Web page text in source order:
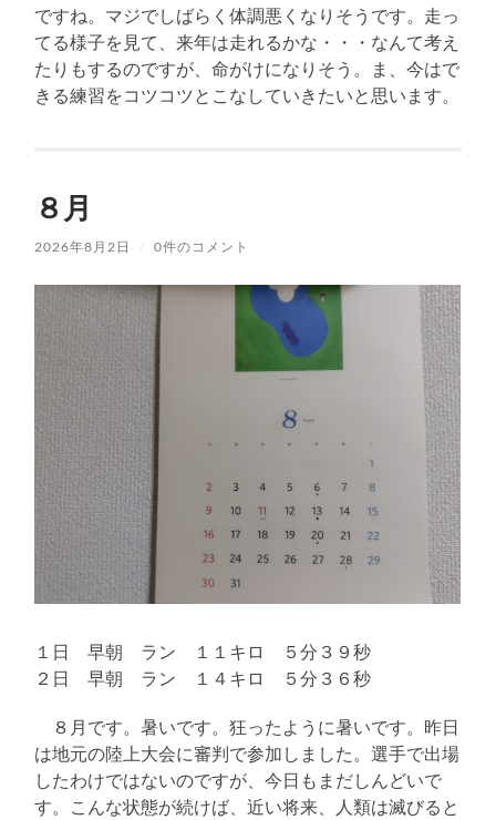
ですね。マジでしばらく体調悪くなりそうです。走っ
てる様子を見て、来年は走れるかな・・・なんて考え
たりもするのですが、命がけになりそう。ま、今はで
きる練習をコツコツとこなしていきたいと思います。
８月
2026年8月2日 / 0件のコメント
１日 早朝 ラン １１キロ ５分３９秒
２日 早朝 ラン １４キロ ５分３６秒
８月です。暑いです。狂ったように暑いです。昨日
は地元の陸上大会に審判で参加しました。選手で出場
したわけではないのですが、今日もまだしんどいで
す。こんな状態が続けば、近い将来、人類は滅びると